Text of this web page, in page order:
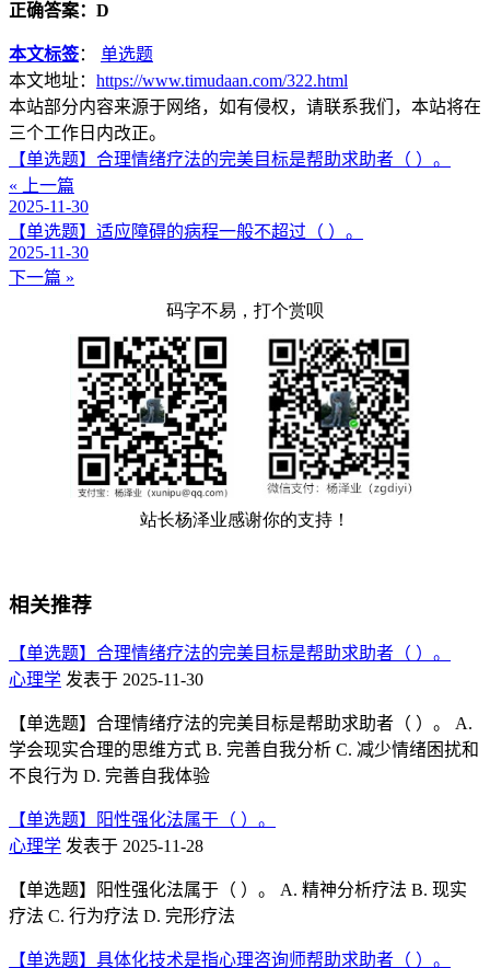
正确答案：D
本文标签： 单选题
本文地址： https://www.timudaan.com/322.html
本站部分内容来源于网络，如有侵权，请联系我们，本站将在
三个工作日内改正。
【单选题】合理情绪疗法的完美目标是帮助求助者（ ）。
« 上一篇
2025-11-30
【单选题】适应障碍的病程一般不超过（ ）。
2025-11-30
下一篇 »
相关推荐
【单选题】合理情绪疗法的完美目标是帮助求助者（ ）。
心理学 发表于 2025-11-30
【单选题】合理情绪疗法的完美目标是帮助求助者（ ）。 A.
学会现实合理的思维方式 B. 完善自我分析 C. 减少情绪困扰和
不良行为 D. 完善自我体验
【单选题】阳性强化法属于（ ）。
心理学 发表于 2025-11-28
【单选题】阳性强化法属于（ ）。 A. 精神分析疗法 B. 现实
疗法 C. 行为疗法 D. 完形疗法
【单选题】具体化技术是指心理咨询师帮助求助者（ ）。